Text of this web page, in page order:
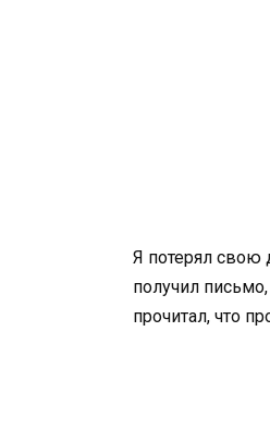
Я потерял свою
получил
прочитал, что